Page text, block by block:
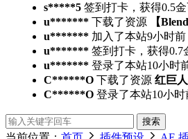
s*****5 签到打卡，获得0.5
u******* 下载了资源 【
u******* 加入了本站9小时前
u******* 签到打卡，获得0.7
u******* 登录了本站10小时
C******O 下载了资源 红巨
C******O 登录了本站10小时
搜索